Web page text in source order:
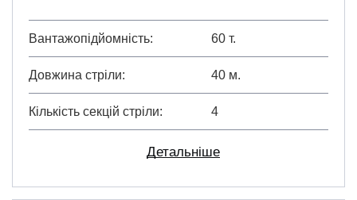
Вантажопідйомність 60 т.
Довжина стріли 40 м.
Кількість секцій стріли 4
Детальніше